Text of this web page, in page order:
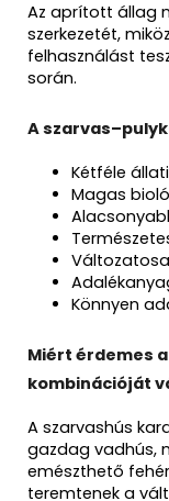
Az aprított állag
szerkezetét,
felhasználást
során.
A
Kétféle
Magas
Könnyen
Miért érdemes
kombinációját
A szarvashús
gazdag vadhús,
emészthető
teremtenek a